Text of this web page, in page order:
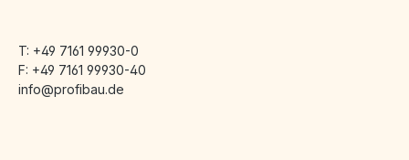
T: +49 7161 99930-0
F: +49 7161 99930-40
info@profibau.de